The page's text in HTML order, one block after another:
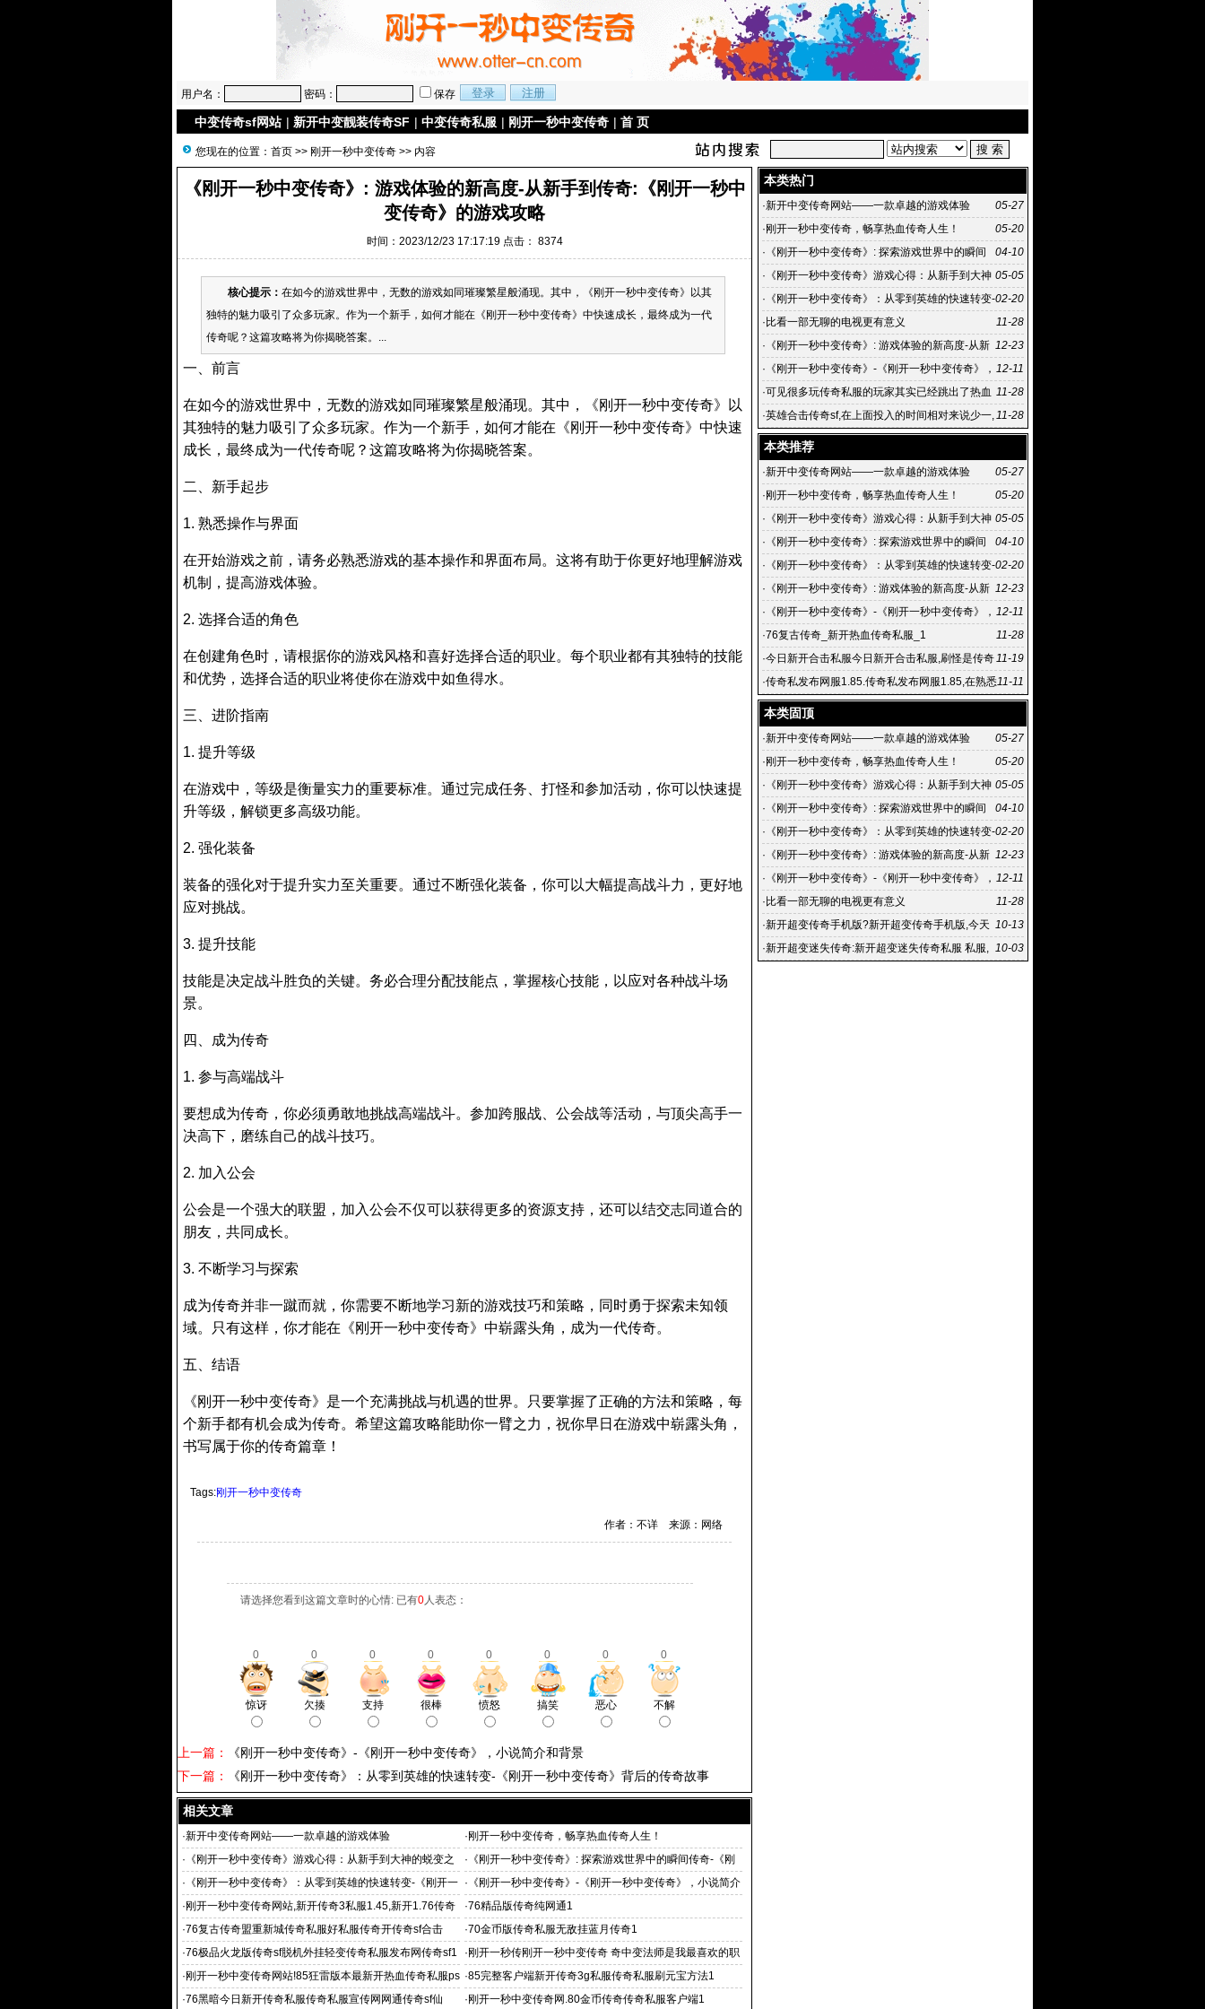
用户名： 密码： 保存
中变传奇sf网站 | 新开中变靓装传奇SF | 中变传奇私服 | 刚开一秒中变传奇 | 首 页
您现在的位置： 首页 >> 刚开一秒中变传奇 >> 内容
《刚开一秒中变传奇》: 游戏体验的新高度-从新手到传奇:《刚开一秒中
变传奇》的游戏攻略
时间：2023/12/23 17:17:19 点击： 8374
核心提示： 在如今的游戏世界中，无数的游戏如同璀璨繁星般涌现。其中，《刚开一秒中变传奇》以其
独特的魅力吸引了众多玩家。作为一个新手，如何才能在《刚开一秒中变传奇》中快速成长，最终成为一代
传奇呢？这篇攻略将为你揭晓答案。...
一、前言
在如今的游戏世界中，无数的游戏如同璀璨繁星般涌现。其中，《刚开一秒中变传奇》以
其独特的魅力吸引了众多玩家。作为一个新手，如何才能在《刚开一秒中变传奇》中快速
成长，最终成为一代传奇呢？这篇攻略将为你揭晓答案。
二、新手起步
1. 熟悉操作与界面
在开始游戏之前，请务必熟悉游戏的基本操作和界面布局。这将有助于你更好地理解游戏
机制，提高游戏体验。
2. 选择合适的角色
在创建角色时，请根据你的游戏风格和喜好选择合适的职业。每个职业都有其独特的技能
和优势，选择合适的职业将使你在游戏中如鱼得水。
三、进阶指南
1. 提升等级
在游戏中，等级是衡量实力的重要标准。通过完成任务、打怪和参加活动，你可以快速提
升等级，解锁更多高级功能。
2. 强化装备
装备的强化对于提升实力至关重要。通过不断强化装备，你可以大幅提高战斗力，更好地
应对挑战。
3. 提升技能
技能是决定战斗胜负的关键。务必合理分配技能点，掌握核心技能，以应对各种战斗场
景。
四、成为传奇
1. 参与高端战斗
要想成为传奇，你必须勇敢地挑战高端战斗。参加跨服战、公会战等活动，与顶尖高手一
决高下，磨练自己的战斗技巧。
2. 加入公会
公会是一个强大的联盟，加入公会不仅可以获得更多的资源支持，还可以结交志同道合的
朋友，共同成长。
3. 不断学习与探索
成为传奇并非一蹴而就，你需要不断地学习新的游戏技巧和策略，同时勇于探索未知领
域。只有这样，你才能在《刚开一秒中变传奇》中崭露头角，成为一代传奇。
五、结语
《刚开一秒中变传奇》是一个充满挑战与机遇的世界。只要掌握了正确的方法和策略，每
个新手都有机会成为传奇。希望这篇攻略能助你一臂之力，祝你早日在游戏中崭露头角，
书写属于你的传奇篇章！
Tags:刚开一秒中变传奇
作者：不详 来源：网络
请选择您看到这篇文章时的心情: 已有0人表态：
0 0 0 0 0 0 0 0
惊讶 欠揍 支持 很棒 愤怒 搞笑 恶心 不解
上一篇：
《刚开一秒中变传奇》-《刚开一秒中变传奇》，小说简介和背景
下一篇：
《刚开一秒中变传奇》：从零到英雄的快速转变-《刚开一秒中变传奇》背后的传奇故事
相关文章
·新开中变传奇网站——一款卓越的游戏体验 ·刚开一秒中变传奇，畅享热血传奇人生！
· 《刚开一秒中变传奇》游戏心得：从新手到大神的蜕变之
路
· 《刚开一秒中变传奇》: 探索游戏世界中的瞬间传奇-《刚
开一秒中变传奇》游戏攻略：如何快速成为游戏中的
· 《刚开一秒中变传奇》：从零到英雄的快速转变-《刚开一
秒中变传奇》背后的传奇故事
· 《刚开一秒中变传奇》-《刚开一秒中变传奇》，小说简介
和背景
·刚开一秒中变传奇网站,新开传奇3私服1.45,新开1.76传奇
私服
·76精品版传奇纯网通1
·76复古传奇盟重新城传奇私服好私服传奇开传奇sf合击 ·70金币版传奇私服无敌挂蓝月传奇1
·76极品火龙版传奇sf脱机外挂轻变传奇私服发布网传奇sf1 ·刚开一秒传刚开一秒中变传奇 奇中变法师是我最喜欢的职
业
·刚开一秒中变传奇网站!85狂雷版本最新开热血传奇私服ps
v1
·85完整客户端新开传奇3g私服传奇私服刷元宝方法1
·76黑暗今日新开传奇私服传奇私服宣传网网通传奇sf仙 ·刚开一秒中变传奇网.80金币传奇传奇私服客户端1
本类热门
05-27
·新开中变传奇网站——一款卓越的游戏体验
05-20
·刚开一秒中变传奇，畅享热血传奇人生！
04-10
· 《刚开一秒中变传奇》: 探索游戏世界中的瞬间
传奇-《刚开一秒中变传奇》游戏攻略：如何快速成为游
戏中的
05-05
· 《刚开一秒中变传奇》游戏心得：从新手到大神
的蜕变之路
02-20
· 《刚开一秒中变传奇》：从零到英雄的快速转变-
《刚开一秒中变传奇》背后的传奇故事
11-28
· 比看一部无聊的电视更有意义
12-23
· 《刚开一秒中变传奇》: 游戏体验的新高度-从新
手到传奇:《刚开一秒中变传奇》的游戏攻略
12-11
· 《刚开一秒中变传奇》-《刚开一秒中变传奇》，
小说简介和背景
11-28
·可见很多玩传奇私服的玩家其实已经跳出了热血
传奇的
11-28
·英雄合击传奇sf,在上面投入的时间相对来说少一,
英雄合击传奇sf 些
本类推荐
05-27
·新开中变传奇网站——一款卓越的游戏体验
05-20
·刚开一秒中变传奇，畅享热血传奇人生！
05-05
· 《刚开一秒中变传奇》游戏心得：从新手到大神
的蜕变之路
04-10
· 《刚开一秒中变传奇》: 探索游戏世界中的瞬间
传奇-《刚开一秒中变传奇》游戏攻略：如何快速成为游
戏中的
02-20
· 《刚开一秒中变传奇》：从零到英雄的快速转变-
《刚开一秒中变传奇》背后的传奇故事
12-23
· 《刚开一秒中变传奇》: 游戏体验的新高度-从新
手到传奇:《刚开一秒中变传奇》的游戏攻略
12-11
· 《刚开一秒中变传奇》-《刚开一秒中变传奇》，
小说简介和背景
11-28
·76复古传奇_新开热血传奇私服_1
11-19
·今日新开合击私服今日新开合击私服,刷怪是传奇
sf发布网玩家获得经验以
11-11
·传奇私发布网服1.85.传奇私发布网服1.85,在熟悉
的传奇大陆
本类固顶
05-27
·新开中变传奇网站——一款卓越的游戏体验
05-20
·刚开一秒中变传奇，畅享热血传奇人生！
05-05
· 《刚开一秒中变传奇》游戏心得：从新手到大神
的蜕变之路
04-10
· 《刚开一秒中变传奇》: 探索游戏世界中的瞬间
传奇-《刚开一秒中变传奇》游戏攻略：如何快速成为游
戏中的
02-20
· 《刚开一秒中变传奇》：从零到英雄的快速转变-
《刚开一秒中变传奇》背后的传奇故事
12-23
· 《刚开一秒中变传奇》: 游戏体验的新高度-从新
手到传奇:《刚开一秒中变传奇》的游戏攻略
12-11
· 《刚开一秒中变传奇》-《刚开一秒中变传奇》，
小说简介和背景
11-28
· 比看一部无聊的电视更有意义
10-13
·新开超变传奇手机版?新开超变传奇手机版,今天
给大家推荐一款三职业超
10-03
·新开超变迷失传奇:新开超变迷失传奇私服 私服,